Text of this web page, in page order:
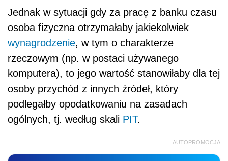
Jednak w sytuacji gdy za pracę z banku czasu
osoba fizyczna otrzymałaby jakiekolwiek
wynagrodzenie, w tym o charakterze
rzeczowym (np. w postaci używanego
komputera), to jego wartość stanowiłaby dla tej
osoby przychód z innych źródeł, który
podlegałby opodatkowaniu na zasadach
ogólnych, tj. według skali PIT.
AUTOPROMOCJA